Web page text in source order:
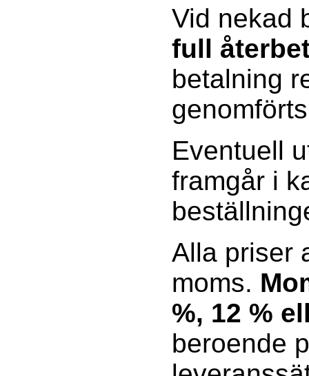
Vid nekad
full
betalning
Eventuell
framgår i
Alla priser
moms.
%, 12 %
beroende